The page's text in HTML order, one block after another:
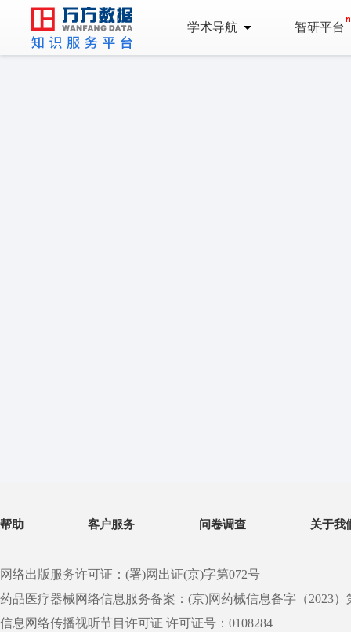
学术导航 智研平台
帮助 客户服务 问卷调查 关于我
网络出版服务许可证：(署)网出证(京)字第072号
药品医疗器械网络信息服务备案：(京)网药械信息备字（2023）
信息网络传播视听节目许可证 许可证号：0108284